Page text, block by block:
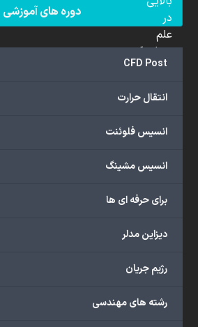
دوره های آموزشی
CFD Post
انتقال حرارت
انسیس فلوئنت
انسیس مشینگ
برای حرفه ای ها
دیزاین مدلر
رژیم جریان
رشته های مهندسی
در
علم
دینامیک
سیالات
(CFD)
هستند.
ما
گسترده‌ای
با
دانشگاهی،
صنعتی